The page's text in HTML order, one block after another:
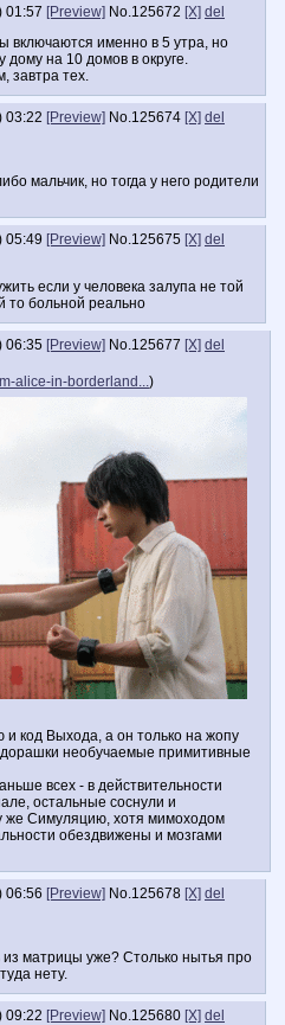
01:57 [Preview] No.125672 [X] del
именно в 5 утра, но
на 10 домов в округе.
завтра тех.
03:22 [Preview] No.125674 [X] del
мальчик, но тогда у него родители
05:49 [Preview] No.125675 [X] del
если у человека залупа не той
то больной реально
06:35 [Preview] No.125677 [X] del
alice-in-borderland...)
и код Выхода, а он только на жопу
необучаемые примитивные
всех - в действительности
остальные соснули и
же Симуляцию, хотя мимоходом
обездвижены и мозгами
06:56 [Preview] No.125678 [X] del
матрицы уже? Столько нытья про
нету.
09:22 [Preview] No.125680 [X] del